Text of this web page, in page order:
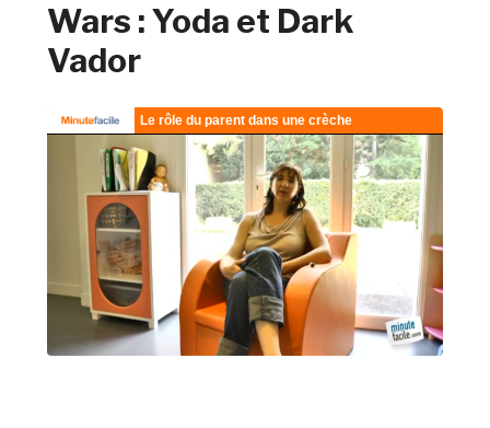
Wars : Yoda et Dark
Vador